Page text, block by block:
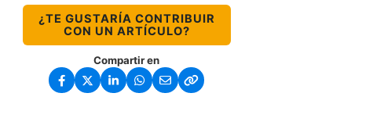
¿TE GUSTARÍA CONTRIBUIR
CON UN ARTÍCULO?
Compartir en